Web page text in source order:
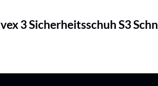
3 Sicherheitsschuh S3